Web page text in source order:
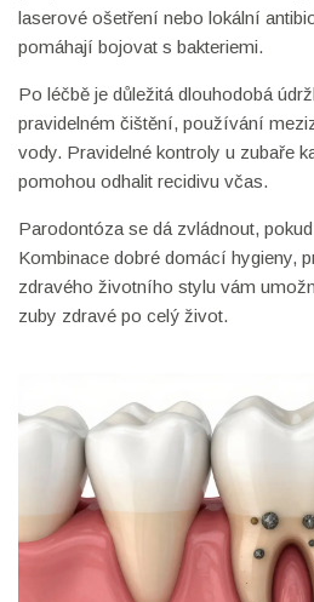
laserové ošetření nebo lokální
pomáhají bojovat s bakteriemi.
Po léčbě je důležitá dlouhodobá
pravidelném čištění, používání
vody. Pravidelné kontroly u zubaře
pomohou odhalit recidivu včas.
Parodontóza se dá zvládnout,
Kombinace dobré domácí hygieny,
zdravého životního stylu vám
zuby zdravé po celý život.